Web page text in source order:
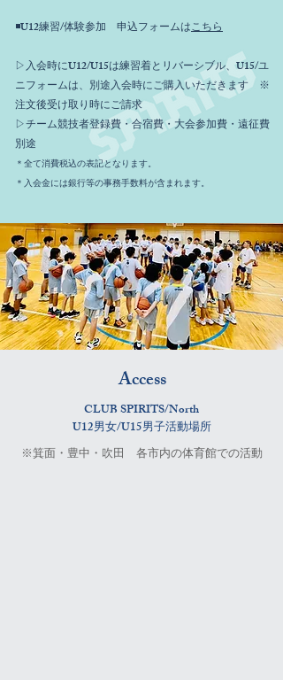
◾️U12練習/体験参加 申込フォームはこちら
▷入会時にU12/U15は練習着とリバーシブル、U15/ユ
ニフォームは、別途入会時にご購入いただきます ※
注文後受け取り時にご請求
▷チーム競技者登録費・合宿費・大会参加費・遠征費
別途
＊全て消費税込の表記となります。
＊入会金には銀行等の事務手数料が含まれます。
​Access
​CLUB SPIRITS/North
U12男女/U15男子活動場所
​※箕面・豊中・吹田 各市内の体育館での活動